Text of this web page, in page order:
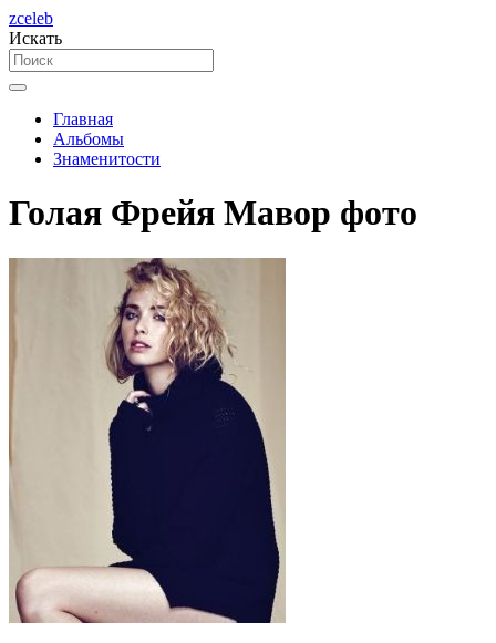
zceleb
Искать
Главная
Альбомы
Знаменитости
Голая Фрейя Мавор фото